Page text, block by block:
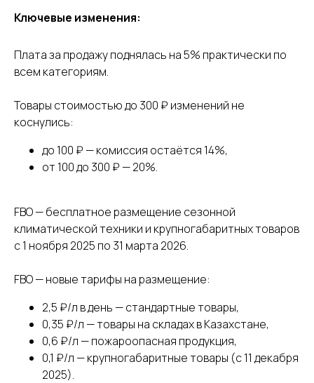
Ключевые изменения:
Плата за продажу поднялась на 5% практически по
всем категориям.
Товары стоимостью до 300 ₽ изменений не
коснулись:
до 100 ₽ — комиссия остаётся 14%,
от 100 до 300 ₽ — 20%.
FBO — бесплатное размещение сезонной
климатической техники и крупногабаритных товаров
с 1 ноября 2025 по 31 марта 2026.
FBO — новые тарифы на размещение:
2,5 ₽/л в день — стандартные товары,
0,35 ₽/л — товары на складах в Казахстане,
0,6 ₽/л — пожароопасная продукция,
0,1 ₽/л — крупногабаритные товары (с 11 декабря
2025).